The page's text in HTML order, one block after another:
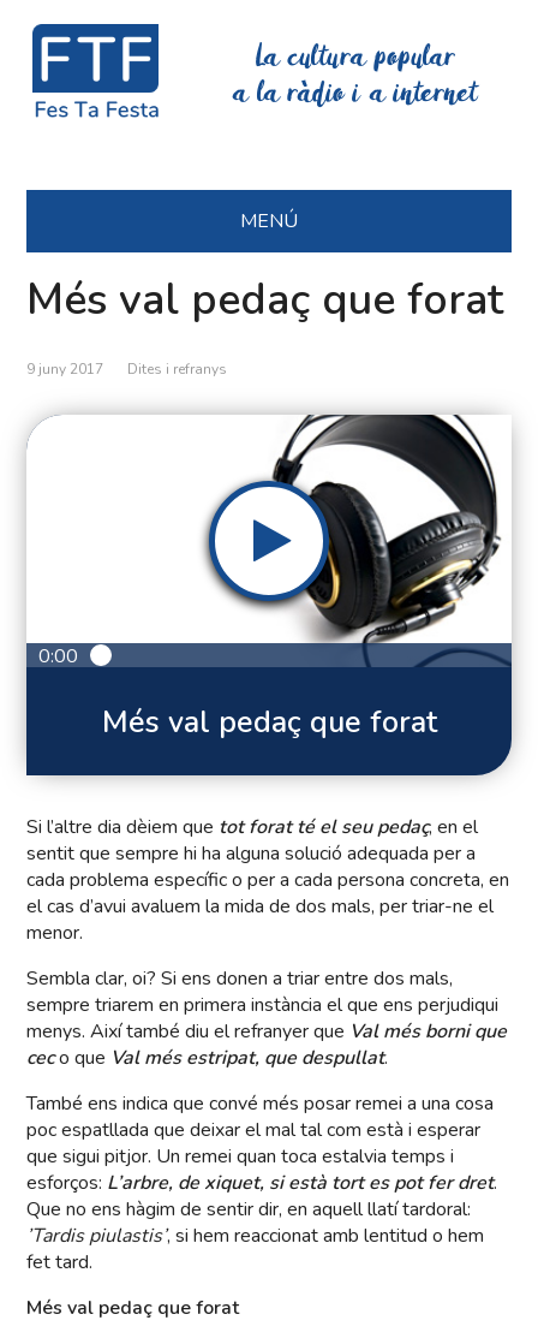
La cultura popular
a la ràdio i a internet
MENÚ
Més val pedaç que forat
9 juny 2017 Dites i refranys
0:00
Més val pedaç que forat
Si l’altre dia dèiem que tot forat té el seu pedaç, en el
sentit que sempre hi ha alguna solució adequada per a
cada problema específic o per a cada persona concreta, en
el cas d’avui avaluem la mida de dos mals, per triar-ne el
menor.
Sembla clar, oi? Si ens donen a triar entre dos mals,
sempre triarem en primera instància el que ens perjudiqui
menys. Així també diu el refranyer que Val més borni que
ceco que Val més estripat, que despullat.
També ens indica que convé més posar remei a una cosa
poc espatllada que deixar el mal tal com està i esperar
que sigui pitjor. Un remei quan toca estalvia temps i
esforços: L’arbre, de xiquet, si està tort es pot fer dret.
Que no ens hàgim de sentir dir, en aquell llatí tardoral:
’Tardis piulastis’, si hem reaccionat amb lentitud o hem
fet tard.
Més val pedaç que forat